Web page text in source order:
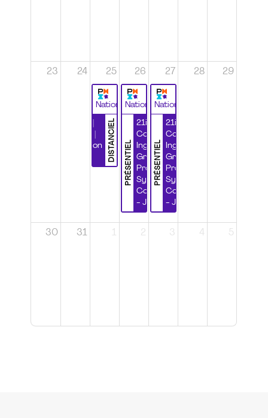
23 24 25
National
DISTANCIEL
Certification
26
National
PRÉSENTIEL
21ième
Congrès
Ingénierie
Grands
Projets et
Systèmes
Complexes
- Jour 1
27
National
PRÉSENTIEL
21ième
Congrès
Ingénierie
Grands
Projets et
Systèmes
Complexes
- Jour 2
28 29
30 31 1 2 3 4 5